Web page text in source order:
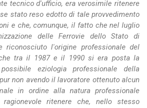
tecnico d'ufficio, era verosimile ritenere
stato reso edotto di tale provvedimento
e che, comunque, il fatto che nel luglio
delle Ferrovie dello Stato di
riconosciuto l'origine professionale del
tra il 1987 e il 1990 si era posta la
eziologia professionale della
non avendo il lavoratore ottenuto alcun
in ordine alla natura professionale
ritenere che, nello stesso